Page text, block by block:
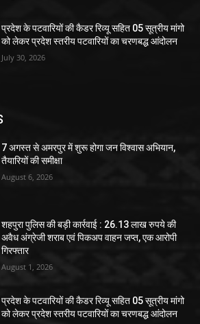
प्रदेश के पटवारियों की कैडर रिव्यू सहित 05 सूत्रीय मांगो
को लेकर प्रदेश स्तरीय पटवारियों का चरणबद्ध आंदोलन
July 30, 2026
7 अगस्त से अमरपुर में शुरू होगा जन विश्वास अभियान,
तैयारियों की समीक्षा
August 6, 2026
शहपुरा पुलिस की बड़ी कार्रवाई : 26.13 लाख रुपये की
अवैध अंग्रेजी शराब एवं पिकअप वाहन जप्त, एक आरोपी
गिरफ्तार
August 1, 2026
प्रदेश के पटवारियों की कैडर रिव्यू सहित 05 सूत्रीय मांगो
को लेकर प्रदेश स्तरीय पटवारियों का चरणबद्ध आंदोलन